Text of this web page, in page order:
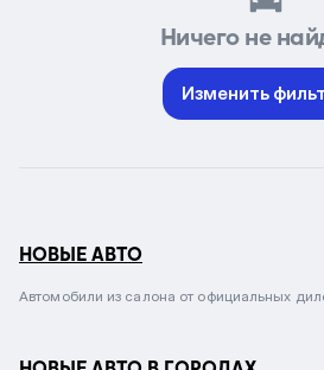
Ничего не
Изменить
НОВЫЕ АВТО
Автомобили из салона от официальных